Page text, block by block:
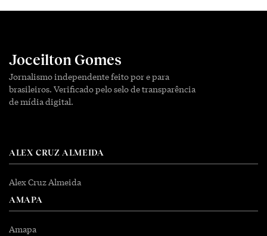
Joceilton Gomes
Jornalismo independente feito por e para
brasileiros. Verificado pelo selo de transparência
de mídia digital.
ALEX CRUZ ALMEIDA
Alex Cruz Almeida
AMAPA
Amapa